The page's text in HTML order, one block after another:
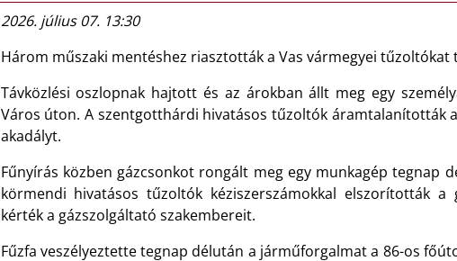
2026. július 07. 13:30
Három műszaki mentéshez riasztották a Vas vármegyei tűzoltókat
Távközlési oszlopnak hajtott és az árokban állt meg egy
Város úton. A szentgotthárdi hivatásos tűzoltók áramtalanították
akadályt.
Fűnyírás közben gázcsonkot rongált meg egy munkagép tegnap
körmendi hivatásos tűzoltók kéziszerszámokkal elszorították a
kérték a gázszolgáltató szakembereit.
Fűzfa veszélyeztette tegnap délután a járműforgalmat a 86-os